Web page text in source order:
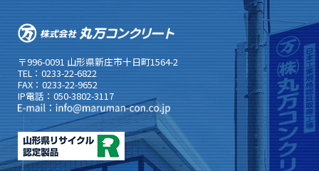
〒996-0091 山形県新庄市十日町1564-2
TEL：0233-22-6822
FAX：0233-22-9652
IP電話：050-3802-3117